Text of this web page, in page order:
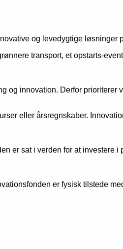
og levedygtige løsninger
transport, et opstarts-
og innovation. Derfor prioriterer
eller årsregnskaber.
er sat i verden for at investere
er fysisk tilstede